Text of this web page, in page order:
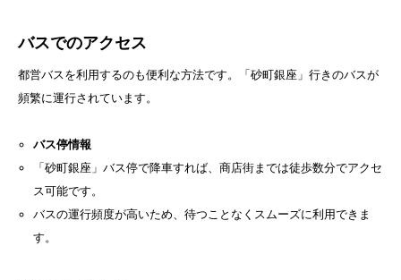
バスでのアクセス
都営バスを利用するのも便利な方法です。「砂町銀座」行きのバスが
頻繁に運行されています。
バス停情報
「砂町銀座」バス停で降車すれば、商店街までは徒歩数分でアクセ
ス可能です。
バスの運行頻度が高いため、待つことなくスムーズに利用できま
す。